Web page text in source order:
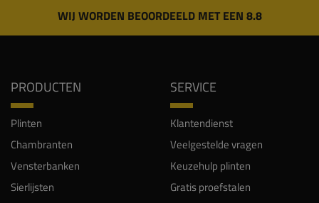
WIJ WORDEN BEOORDEELD MET EEN 8.8
PRODUCTEN
Plinten
Chambranten
Vensterbanken
Sierlijsten
SERVICE
Klantendienst
Veelgestelde vragen
Keuzehulp plinten
Gratis proefstalen